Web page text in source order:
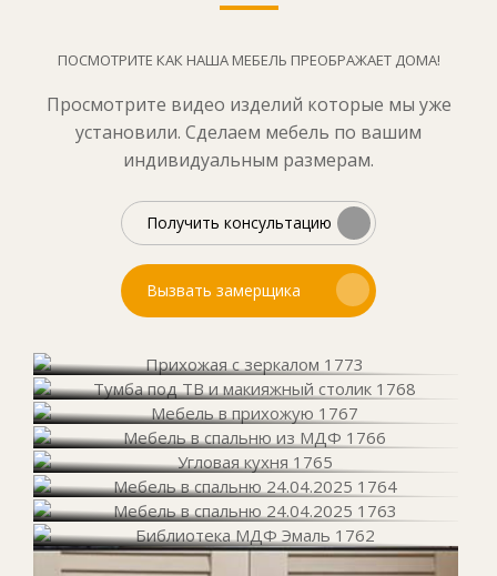
ПОСМОТРИТЕ КАК НАША МЕБЕЛЬ ПРЕОБРАЖАЕТ ДОМА!
Просмотрите видео изделий которые мы уже
установили. Сделаем мебель по вашим
индивидуальным размерам.
Получить консультацию
Вызвать замерщика